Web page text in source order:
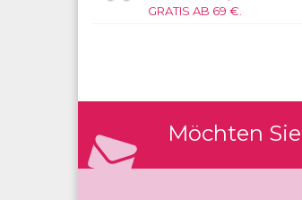
GRATIS AB 69 €.
Möchten